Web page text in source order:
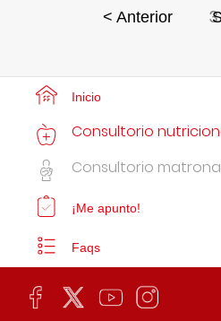
< Anterior 3
Inicio
Consultorio
Consultorio matrona
¡Me apunto!
Faqs